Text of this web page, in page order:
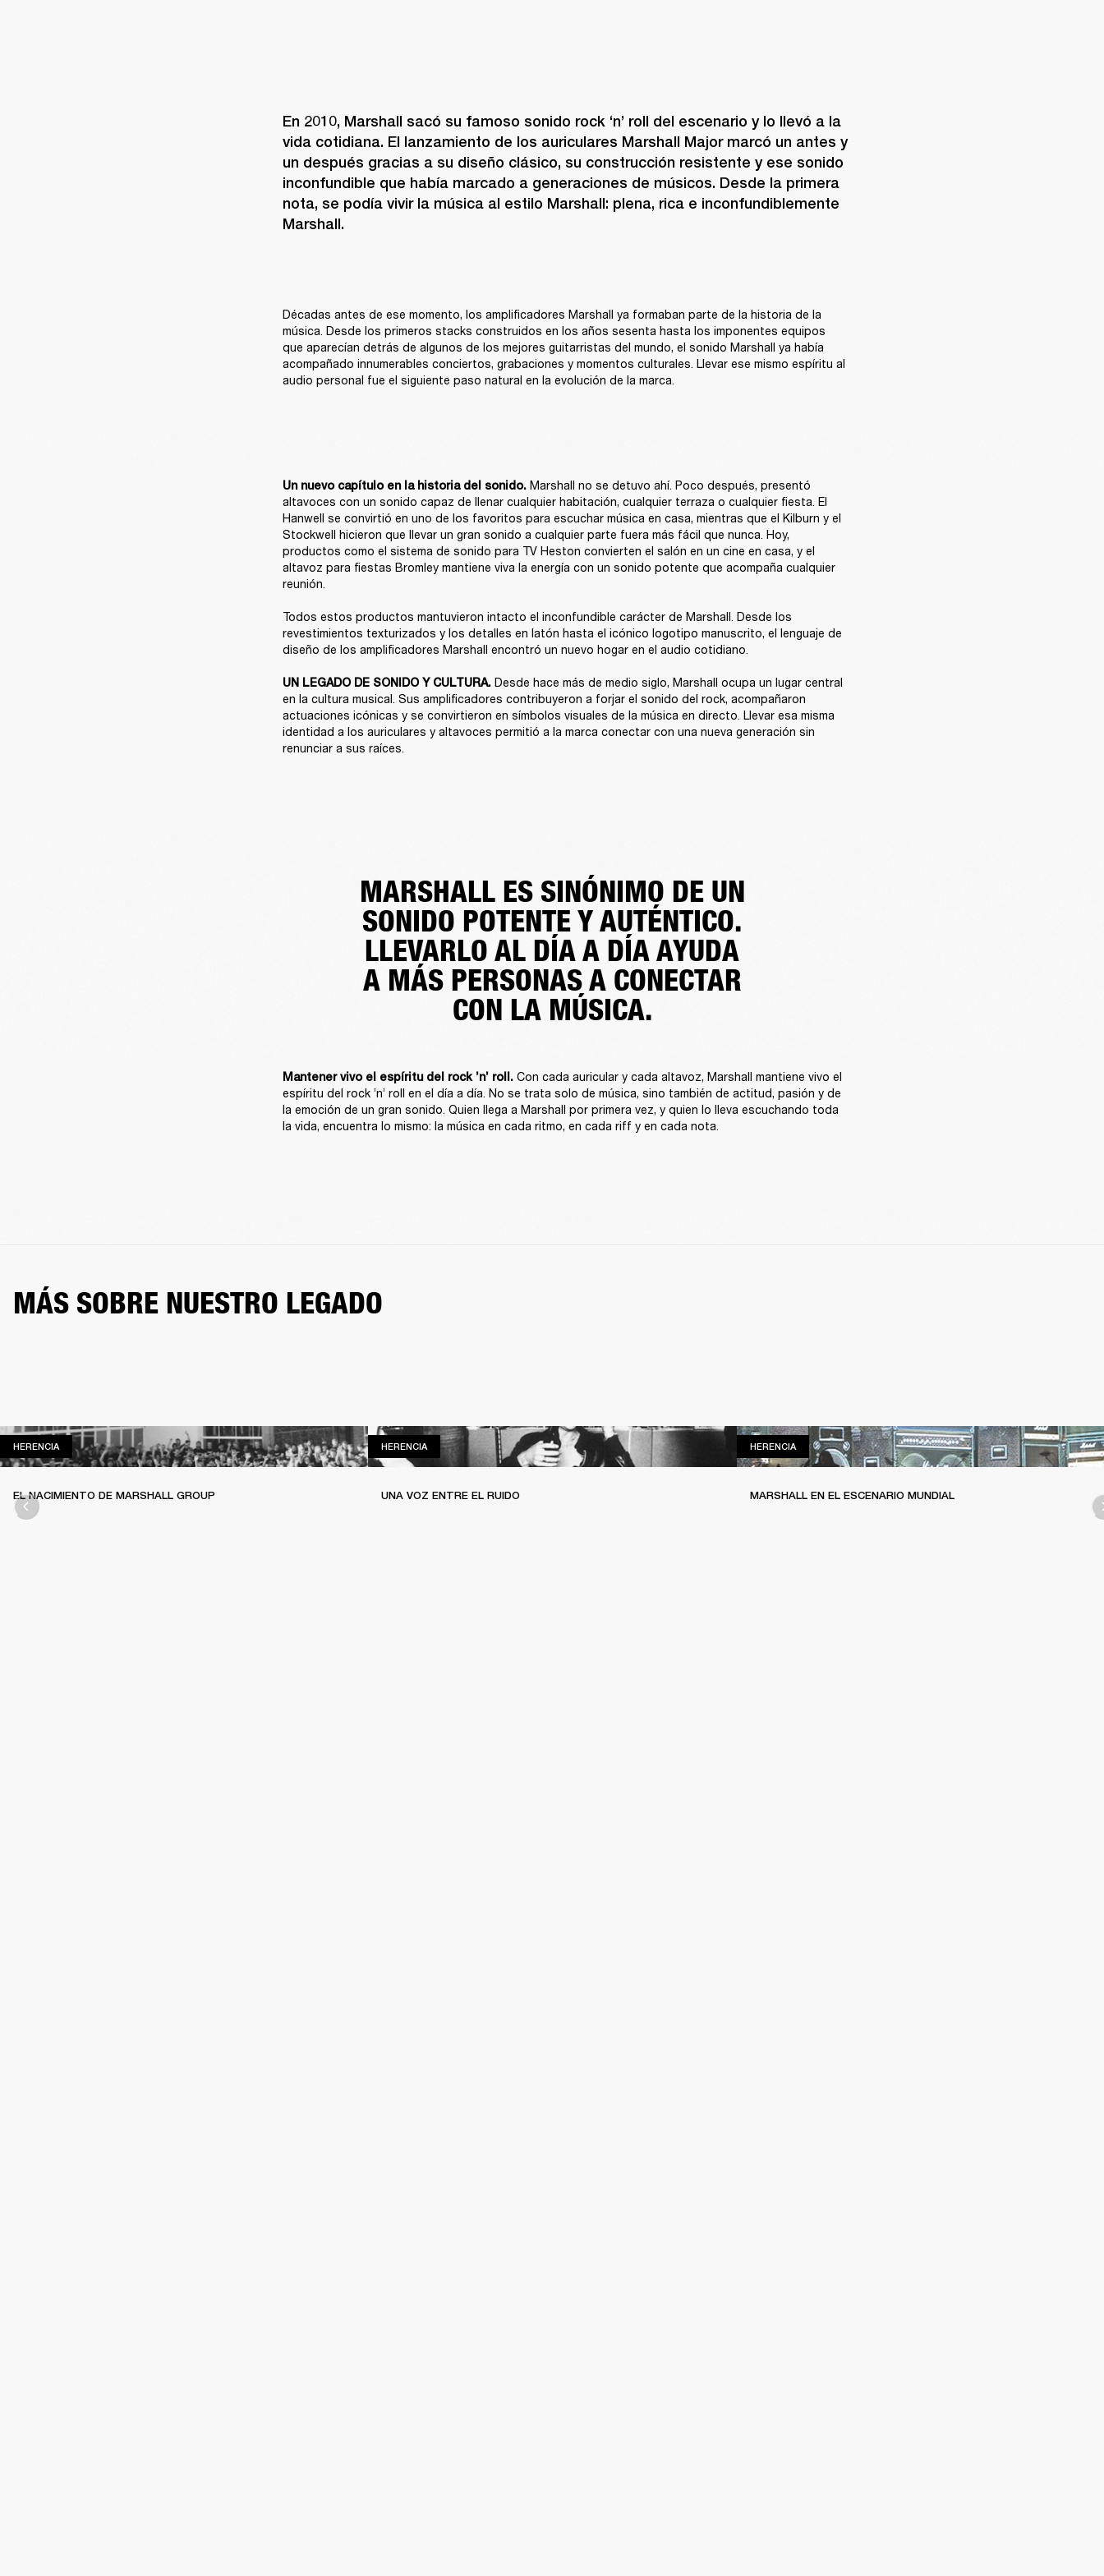
En 2010, Marshall sacó su famoso sonido rock ‘n’ roll del escenario y lo llevó a la
vida cotidiana. El lanzamiento de los auriculares Marshall Major marcó un antes y
un después gracias a su diseño clásico, su construcción resistente y ese sonido
inconfundible que había marcado a generaciones de músicos. Desde la primera
nota, se podía vivir la música al estilo Marshall: plena, rica e inconfundiblemente
Marshall.
Décadas antes de ese momento, los amplificadores Marshall ya formaban parte de la historia de la
música. Desde los primeros stacks construidos en los años sesenta hasta los imponentes equipos
que aparecían detrás de algunos de los mejores guitarristas del mundo, el sonido Marshall ya había
acompañado innumerables conciertos, grabaciones y momentos culturales. Llevar ese mismo espíritu al
audio personal fue el siguiente paso natural en la evolución de la marca.
Un nuevo capítulo en la historia del sonido. Marshall no se detuvo ahí. Poco después, presentó
altavoces con un sonido capaz de llenar cualquier habitación, cualquier terraza o cualquier fiesta. El
Hanwell se convirtió en uno de los favoritos para escuchar música en casa, mientras que el Kilburn y el
Stockwell hicieron que llevar un gran sonido a cualquier parte fuera más fácil que nunca. Hoy,
productos como el sistema de sonido para TV Heston convierten el salón en un cine en casa, y el
altavoz para fiestas Bromley mantiene viva la energía con un sonido potente que acompaña cualquier
reunión.
Todos estos productos mantuvieron intacto el inconfundible carácter de Marshall. Desde los
revestimientos texturizados y los detalles en latón hasta el icónico logotipo manuscrito, el lenguaje de
diseño de los amplificadores Marshall encontró un nuevo hogar en el audio cotidiano.
UN LEGADO DE SONIDO Y CULTURA. Desde hace más de medio siglo, Marshall ocupa un lugar central
en la cultura musical. Sus amplificadores contribuyeron a forjar el sonido del rock, acompañaron
actuaciones icónicas y se convirtieron en símbolos visuales de la música en directo. Llevar esa misma
identidad a los auriculares y altavoces permitió a la marca conectar con una nueva generación sin
renunciar a sus raíces.
MARSHALL ES SINÓNIMO DE UN
SONIDO POTENTE Y AUTÉNTICO.
LLEVARLO AL DÍA A DÍA AYUDA
A MÁS PERSONAS A CONECTAR
CON LA MÚSICA.
Mantener vivo el espíritu del rock ’n’ roll. Con cada auricular y cada altavoz, Marshall mantiene vivo el
espíritu del rock ’n’ roll en el día a día. No se trata solo de música, sino también de actitud, pasión y de
la emoción de un gran sonido. Quien llega a Marshall por primera vez, y quien lo lleva escuchando toda
la vida, encuentra lo mismo: la música en cada ritmo, en cada riff y en cada nota.
MÁS SOBRE NUESTRO LEGADO
HERENCIAHERENCIA
EL NACIMIENTO DE MARSHALL GROUP
HERENCIAHERENCIA
UNA VOZ ENTRE EL RUIDO
HERENCIAHERENCIA
MARSHALL EN EL ESCENARIO MUNDIAL